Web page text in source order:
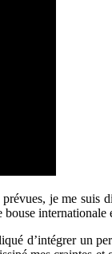
je me
d’intégrer